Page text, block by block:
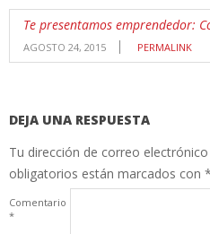
Te presentamos emprendedor:
AGOSTO 24, 2015 PERMALINK
DEJA UNA RESPUESTA
Tu dirección de correo
obligatorios están marcados con *
Comentario
*